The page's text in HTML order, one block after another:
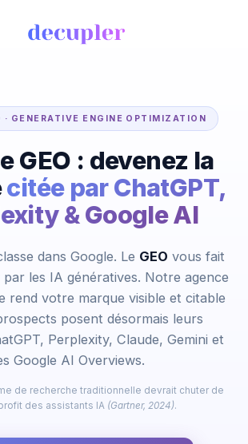
· GENERATIVE ENGINE OPTIMIZATION
GEO : devenez la
citée par ChatGPT,
& Google AI
dans Google. Le GEO vous fait
par les IA génératives. Notre agence
rend votre marque visible et citable
posent désormais leurs
Perplexity, Claude, Gemini et
Google AI Overviews.
de recherche traditionnelle devrait chuter de
des assistants IA (Gartner, 2024).